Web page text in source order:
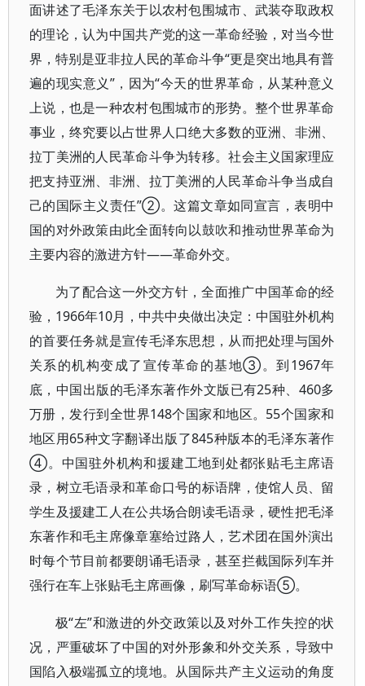
面讲述了毛泽东关于以农村包围城市、武装夺取政权
的理论，认为中国共产党的这一革命经验，对当今世
界，特别是亚非拉人民的革命斗争“更是突出地具有普
遍的现实意义”，因为“今天的世界革命，从某种意义
上说，也是一种农村包围城市的形势。整个世界革命
事业，终究要以占世界人口绝大多数的亚洲、非洲、
拉丁美洲的人民革命斗争为转移。社会主义国家理应
把支持亚洲、非洲、拉丁美洲的人民革命斗争当成自
己的国际主义责任”②。这篇文章如同宣言，表明中
国的对外政策由此全面转向以鼓吹和推动世界革命为
主要内容的激进方针——革命外交。
为了配合这一外交方针，全面推广中国革命的经
验，1966年10月，中共中央做出决定：中国驻外机构
的首要任务就是宣传毛泽东思想，从而把处理与国外
关系的机构变成了宣传革命的基地③。到1967年
底，中国出版的毛泽东著作外文版已有25种、460多
万册，发行到全世界148个国家和地区。55个国家和
地区用65种文字翻译出版了845种版本的毛泽东著作
④。中国驻外机构和援建工地到处都张贴毛主席语
录，树立毛语录和革命口号的标语牌，使馆人员、留
学生及援建工人在公共场合朗读毛语录，硬性把毛泽
东著作和毛主席像章塞给过路人，艺术团在国外演出
时每个节目前都要朗诵毛语录，甚至拦截国际列车并
强行在车上张贴毛主席画像，刷写革命标语⑤。
极“左”和激进的外交政策以及对外工作失控的状
况，严重破坏了中国的对外形象和外交关系，导致中
国陷入极端孤立的境地。从国际共产主义运动的角度